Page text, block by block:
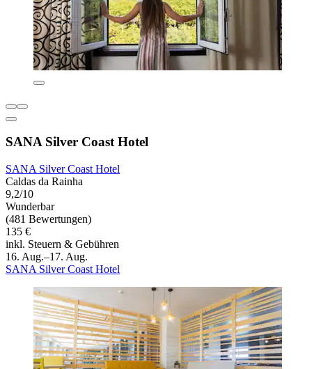
SANA Silver Coast Hotel
SANA Silver Coast Hotel
Caldas da Rainha
9,2/10
Wunderbar
(481 Bewertungen)
135 €
inkl. Steuern & Gebühren
16. Aug.–17. Aug.
SANA Silver Coast Hotel